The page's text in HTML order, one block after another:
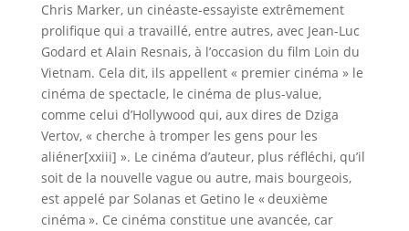
Chris Marker, un cinéaste-essayiste extrêmement
prolifique qui a travaillé, entre autres, avec Jean-Luc
Godard et Alain Resnais, à l’occasion du film Loin du
Vietnam. Cela dit, ils appellent « premier cinéma » le
cinéma de spectacle, le cinéma de plus-value,
comme celui d’Hollywood qui, aux dires de Dziga
Vertov, « cherche à tromper les gens pour les
aliéner[xxiii] ». Le cinéma d’auteur, plus réfléchi, qu’il
soit de la nouvelle vague ou autre, mais bourgeois,
est appelé par Solanas et Getino le « deuxième
cinéma ». Ce cinéma constitue une avancée, car